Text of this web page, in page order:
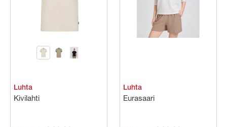
Luhta
Kivilahti
Luhta
Eurasaari